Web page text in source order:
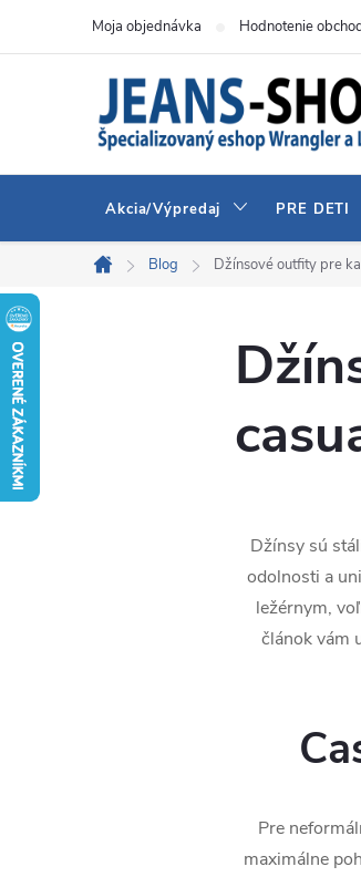
Moja objednávka Hodnotenie
Akcia/Výpredaj PRE DETI
Domov
Blog Džínsové outfity pre
Džínsy sú
odolnosti a
ležérnym,
článok vám
Pre
maximálne